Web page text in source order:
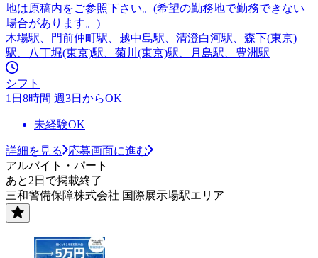
地は原稿内をご参照下さい。(希望の勤務地で勤務できない
場合があります。)
木場駅、門前仲町駅、越中島駅、清澄白河駅、森下(東京)
駅、八丁堀(東京)駅、菊川(東京)駅、月島駅、豊洲駅
シフト
1日8時間 週3日からOK
未経験OK
詳細を見る
応募画面に進む
アルバイト・パート
あと2日で掲載終了
三和警備保障株式会社 国際展示場駅エリア